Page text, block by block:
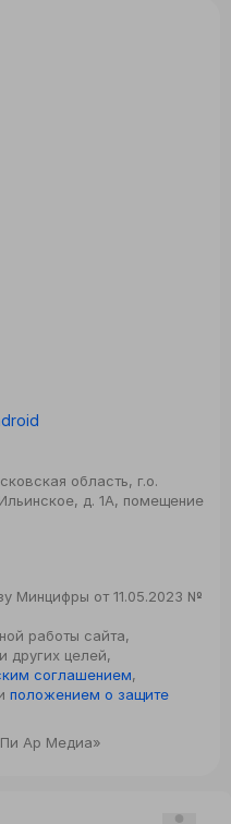
область, г.о.
д. 1А, помещение
Минцифры от 11.05.2023 №
работы сайта,
других целей,
соглашением,
положением о защите
Ар Медиа»